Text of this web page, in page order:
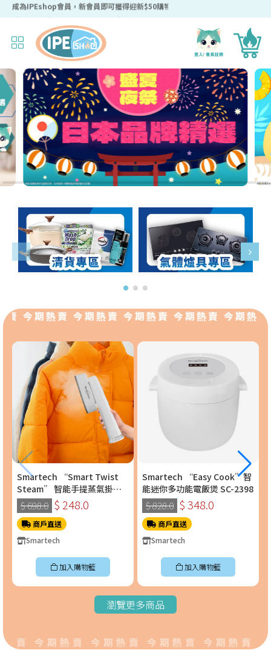
成為IPEshop會員，新會員即可獲得迎新$50購物優惠碼！
今期熱賣 今期熱賣 今期熱賣 今期熱賣 今期熱
Smartech “Smart Twist
Steam” 智能手提蒸氣掛燙
機 (SS-8108)
$ 698.0 $ 248.0
商戶直送
Smartech
加入購物籃
Smartech “Easy Cook”智
能迷你多功能電飯煲 SC-2398
$ 828.0 $ 348.0
商戶直送
Smartech
加入購物籃
瀏覽更多商品
賣 今期熱賣 今期熱賣 今期熱賣 今期熱賣